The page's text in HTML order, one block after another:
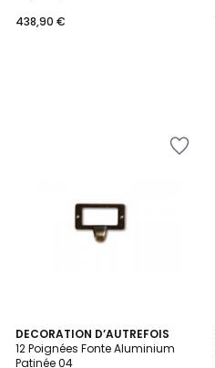
438,90 €
DECORATION D’AUTREFOIS
12 Poignées Fonte Aluminium
Patinée 04